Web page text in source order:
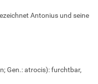
Antonius und seine
Gen.: atrocis): furchtbar,